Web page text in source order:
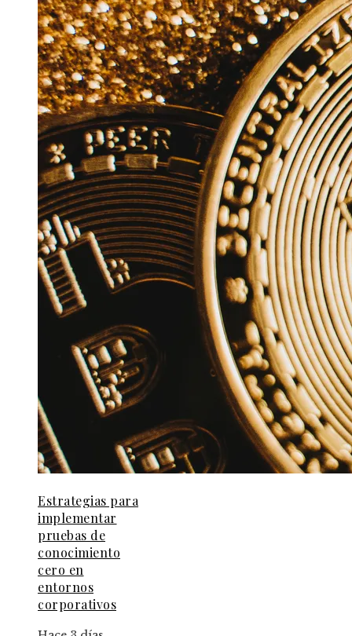
Estrategias para
implementar
pruebas de
conocimiento
cero en
entornos
corporativos